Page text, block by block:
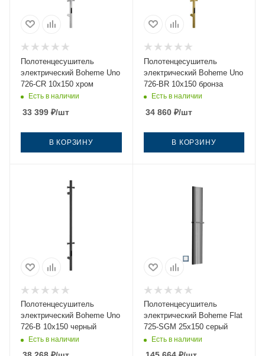
Полотенцесушитель
электрический Boheme Uno
726-CR 10х150 хром
Есть в наличии
33 399 ₽/шт
В КОРЗИНУ
Полотенцесушитель
электрический Boheme Uno
726-BR 10х150 бронза
Есть в наличии
34 860₽/шт
В КОРЗИНУ
Полотенцесушитель
электрический Boheme Uno
726-B 10х150 черный
Есть в наличии
Полотенцесушитель
электрический Boheme Flat
725-SGM 25х150 серый
Есть в наличии